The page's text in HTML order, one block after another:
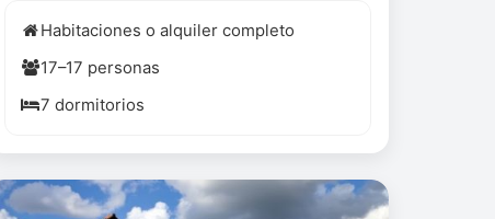
Habitaciones o alquiler completo
17–17 personas
7 dormitorios